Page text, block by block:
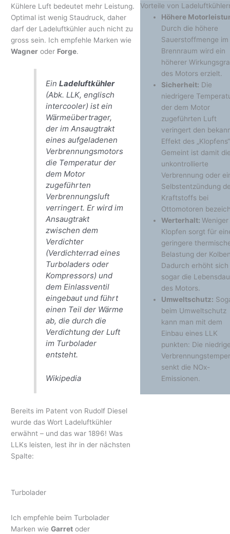
Kühlere Luft bedeutet mehr Leistung.
Optimal ist wenig Staudruck, daher
darf der Ladeluftkühler auch nicht zu
gross sein. Ich empfehle Marken wie
Wagner oder Forge.
EinLadeluftkühler
(Abk. LLK, englisch
intercooler) ist ein
Wärmeübertrager,
der im Ansaugtrakt
eines aufgeladenen
Verbrennungsmotors
die Temperatur der
dem Motor
zugeführten
Verbrennungsluft
verringert. Er wird im
Ansaugtrakt
zwischen dem
Verdichter
(Verdichterrad eines
Turboladers oder
Kompressors) und
dem Einlassventil
eingebaut und führt
einen Teil der Wärme
ab, die durch die
Verdichtung der Luft
im Turbolader
entsteht.
Wikipedia
Bereits im Patent von Rudolf Diesel
wurde das Wort Ladeluftkühler
erwähnt – und das war 1896! Was
LLKs leisten, lest ihr in der nächsten
Spalte:
Vorteile von
Höhere
Durch die höhere
Sauerstoffmenge im
Brennraum wird ein
höherer
des Motors erzielt.
Sicherheit: Die
niedrigere
der dem Motor
zugeführten Luft
veringert den
Effekt des
Gemeint ist damit
unkontrollierte
Verbrennung oder
Selbstentzündung
Kraftstoffs bei
Ottomotoren
Werterhalt:Weniger
Klopfen sorgt für
geringere
Belastung der
Dadurch erhöht sich
sogar die
des Motors.
Umweltschutz:
beim Umweltschutz
kann man mit dem
Einbau eines LLK
punkten: Die
senkt die NOx-
Emissionen.
Turbolader
Ich empfehle beim Turbolader
Marken wieGarret oder